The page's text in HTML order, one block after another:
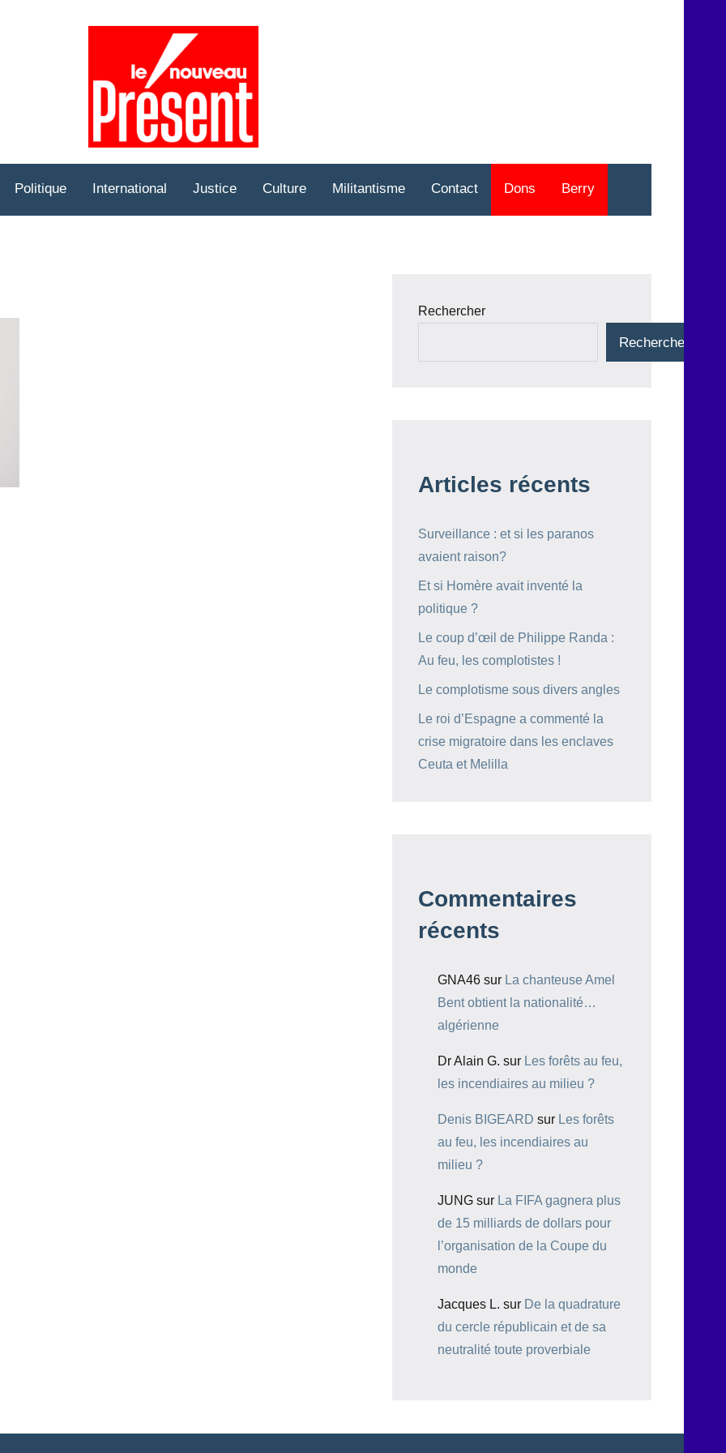
Politique International Justice Culture Militantisme Contact Dons Berry
Rechercher
Rechercher
Articles récents
Surveillance : et si les paranos
avaient raison?
Et si Homère avait inventé la
politique ?
Le coup d’œil de Philippe Randa :
Au feu, les complotistes !
Le complotisme sous divers angles
Le roi d’Espagne a commenté la
crise migratoire dans les enclaves
Ceuta et Melilla
Commentaires
récents
GNA46 sur La chanteuse Amel
Bent obtient la nationalité…
algérienne
Dr Alain G. sur Les forêts au feu,
les incendiaires au milieu ?
Denis BIGEARD sur Les forêts
au feu, les incendiaires au
milieu ?
JUNG sur La FIFA gagnera plus
de 15 milliards de dollars pour
l’organisation de la Coupe du
monde
Jacques L. sur De la quadrature
du cercle républicain et de sa
neutralité toute proverbiale